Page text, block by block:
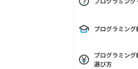
プログラミン
プログラミング
選び方